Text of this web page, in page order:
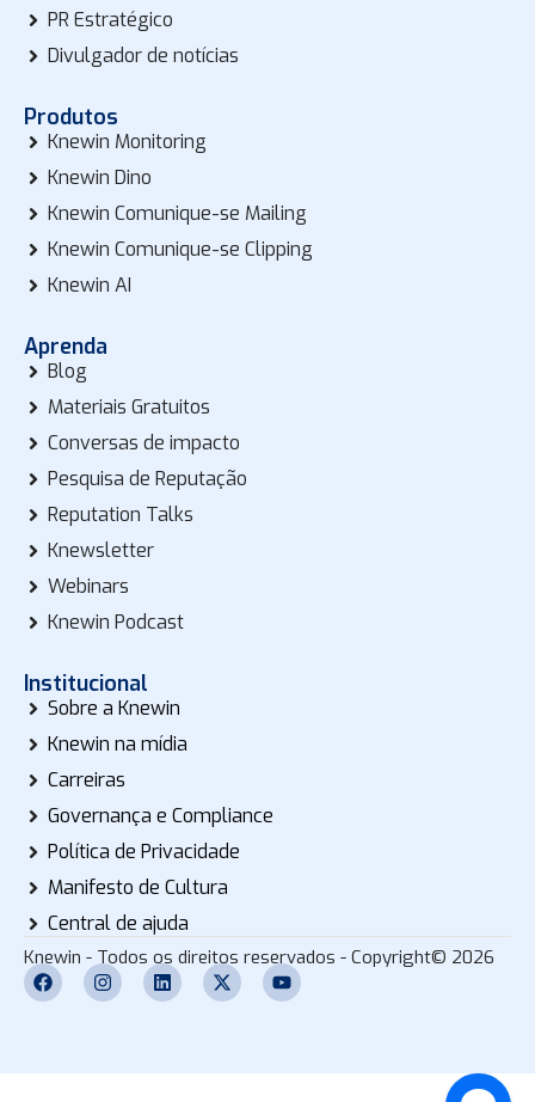
PR Estratégico
Divulgador de notícias
Produtos
Knewin Monitoring
Knewin Dino
Knewin Comunique-se Mailing
Knewin Comunique-se Clipping
Knewin AI
Aprenda
Blog
Materiais Gratuitos
Conversas de impacto
Pesquisa de Reputação
Reputation Talks
Knewsletter
Webinars
Knewin Podcast
Institucional
Sobre a Knewin
Knewin na mídia
Carreiras
Governança e Compliance
Política de Privacidade
Manifesto de Cultura
Central de ajuda
Knewin - Todos os direitos reservados - Copyright© 2026